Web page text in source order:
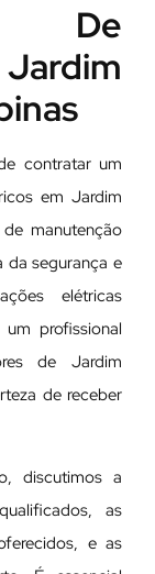
De
contratar um
em Jardim
manutenção
da segurança e
elétricas
profissional
de Jardim
de receber
discutimos a
as
e as